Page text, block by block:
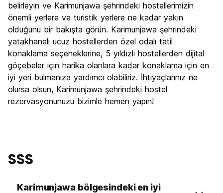
belirleyin ve Karimunjawa şehrindeki hostellerimizin
önemli yerlere ve turistik yerlere ne kadar yakın
olduğunu bir bakışta görün. Karimunjawa şehrindeki
yatakhaneli ucuz hostellerden özel odalı tatil
konaklama seçeneklerine, 5 yıldızlı hostellerden dijital
göçebeler için harika olanlara kadar konaklama için en
iyi yeri bulmanıza yardımcı olabiliriz. İhtiyaçlarınız ne
olursa olsun, Karimunjawa şehrindeki hostel
rezervasyonunuzu bizimle hemen yapın!
SSS
Karimunjawa bölgesindeki en iyi